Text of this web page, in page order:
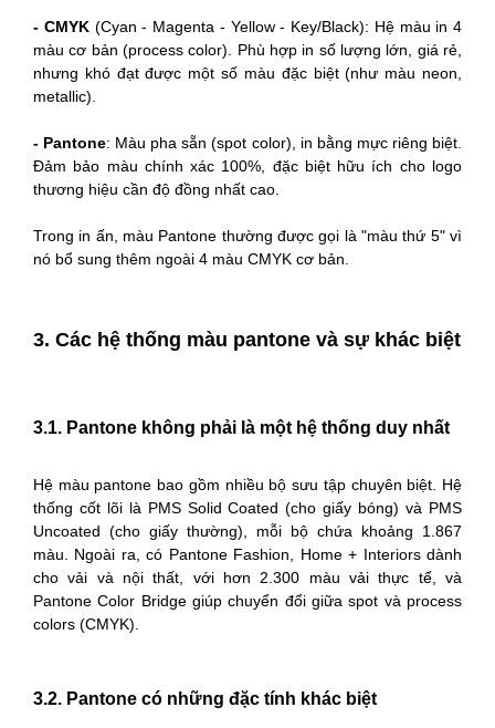
- CMYK(Cyan - Magenta - Yellow - Key/Black): Hệ màu in 4
màu cơ bản (process color). Phù hợp in số lượng lớn, giá rẻ,
nhưng khó đạt được một số màu đặc biệt (như màu neon,
metallic).
- Pantone: Màu pha sẵn (spot color), in bằng mực riêng biệt.
Đảm bảo màu chính xác 100%, đặc biệt hữu ích cho logo
thương hiệu cần độ đồng nhất cao.
Trong in ấn, màu Pantone thường được gọi là "màu thứ 5" vì
nó bổ sung thêm ngoài 4 màu CMYK cơ bản.
3. Các hệ thống màu pantone và sự khác biệt
3.1. Pantone không phải là một hệ thống duy nhất
Hệ màu pantone bao gồm nhiều bộ sưu tập chuyên biệt. Hệ
thống cốt lõi là PMS Solid Coated (cho giấy bóng) và PMS
Uncoated (cho giấy thường), mỗi bộ chứa khoảng 1.867
màu. Ngoài ra, có Pantone Fashion, Home + Interiors dành
cho vải và nội thất, với hơn 2.300 màu vải thực tế, và
Pantone Color Bridge giúp chuyển đổi giữa spot và process
colors (CMYK).
3.2. Pantone có những đặc tính khác biệt